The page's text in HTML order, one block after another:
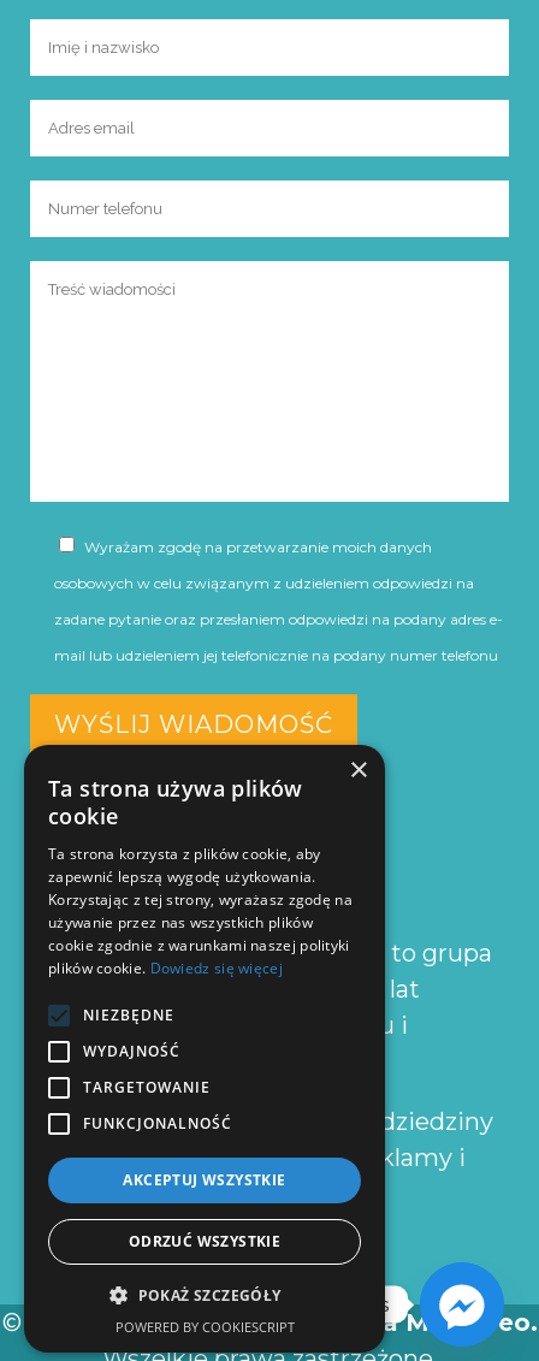
Wyrażam zgodę na przetwarzanie moich danych
osobowych w celu związanym z udzieleniem odpowiedzi na
zadane pytanie oraz przesłaniem odpowiedzi na podany adres e-
mail lub udzieleniem jej telefonicznie na podany numer telefonu
O NAS
Agencja Kreatywna MultiCreo to grupa
osób mająca za sobą ponad 10 lat
doświadczeń w projektowaniu i
marketingu.
Skupiamy się na zleceniach z dziedziny
projektowania graficznego, reklamy i
marketingu.
© 2014-2021Agencja Kreatywna MultiCreo.
Napisz do nas
×
Ta strona używa plików
cookie
Ta strona korzysta z plików cookie, aby
zapewnić lepszą wygodę użytkowania.
Korzystając z tej strony, wyrażasz zgodę na
używanie przez nas wszystkich plików
cookie zgodnie z warunkami naszej polityki
plików cookie. Dowiedz się więcej
NIEZBĘDNE
WYDAJNOŚĆ
TARGETOWANIE
FUNKCJONALNOŚĆ
AKCEPTUJ WSZYSTKIE
ODRZUĆ WSZYSTKIE
POKAŻ SZCZEGÓŁY
POWERED BY COOKIESCRIPT